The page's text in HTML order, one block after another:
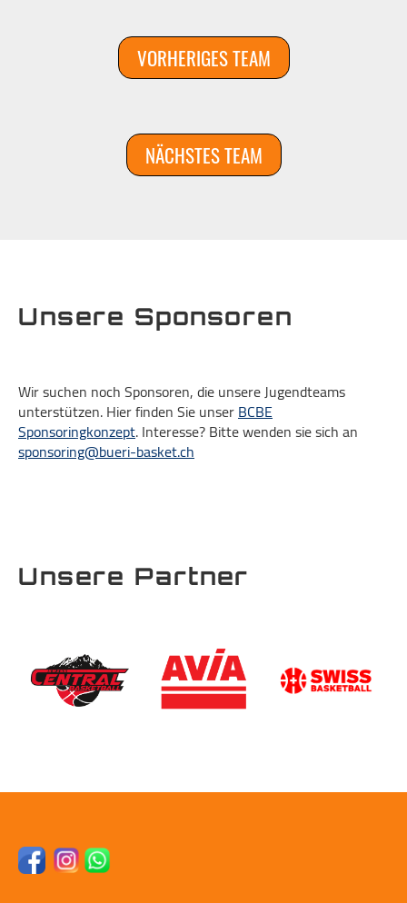
VORHERIGES TEAM
NÄCHSTES TEAM
Unsere Sponsoren
Wir suchen noch Sponsoren, die unsere Jugendteams
unterstützen. Hier finden Sie unserBCBE
Sponsoringkonzept. Interesse? Bitte wenden sie sich an
sponsoring@bueri-basket.ch
Unsere Partner